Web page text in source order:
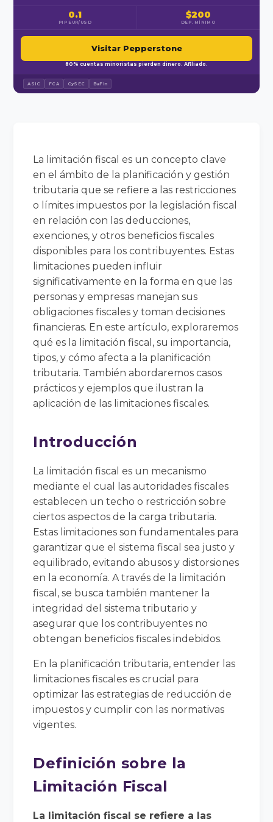
0.1
PIP EUR/USD
$200
DEP. MÍNIMO
Visitar Pepperstone
80% cuentas minoristas pierden dinero. Afiliado.
ASIC FCA CySEC BaFin
La limitación fiscal es un concepto clave
en el ámbito de la planificación y gestión
tributaria que se refiere a las restricciones
o límites impuestos por la legislación fiscal
en relación con las deducciones,
exenciones, y otros beneficios fiscales
disponibles para los contribuyentes. Estas
limitaciones pueden influir
significativamente en la forma en que las
personas y empresas manejan sus
obligaciones fiscales y toman decisiones
financieras. En este artículo, exploraremos
qué es la limitación fiscal, su importancia,
tipos, y cómo afecta a la planificación
tributaria. También abordaremos casos
prácticos y ejemplos que ilustran la
aplicación de las limitaciones fiscales.
Introducción
La limitación fiscal es un mecanismo
mediante el cual las autoridades fiscales
establecen un techo o restricción sobre
ciertos aspectos de la carga tributaria.
Estas limitaciones son fundamentales para
garantizar que el sistema fiscal sea justo y
equilibrado, evitando abusos y distorsiones
en la economía. A través de la limitación
fiscal, se busca también mantener la
integridad del sistema tributario y
asegurar que los contribuyentes no
obtengan beneficios fiscales indebidos.
En la planificación tributaria, entender las
limitaciones fiscales es crucial para
optimizar las estrategias de reducción de
impuestos y cumplir con las normativas
vigentes.
Definición sobre la
Limitación Fiscal
La limitación fiscal se refiere a las